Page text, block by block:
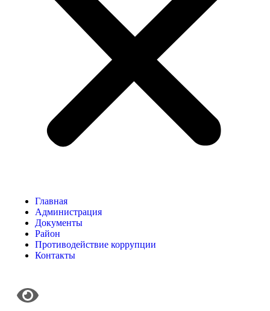
Главная
Администрация
Документы
Район
Противодействие коррупции
Контакты